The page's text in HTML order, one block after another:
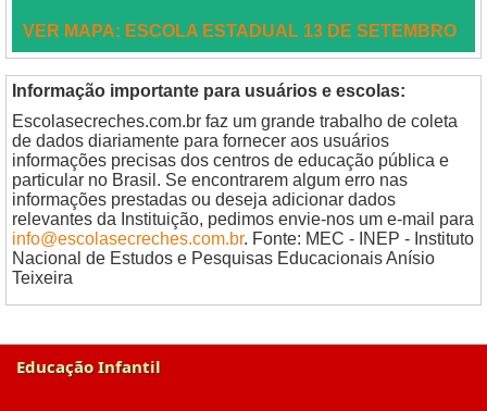
VER MAPA: ESCOLA ESTADUAL 13 DE SETEMBRO
Informação importante para usuários e escolas:
Escolasecreches.com.br faz um grande trabalho de coleta
de dados diariamente para fornecer aos usuários
informações precisas dos centros de educação pública e
particular no Brasil. Se encontrarem algum erro nas
informações prestadas ou deseja adicionar dados
relevantes da Instituição, pedimos envie-nos um e-mail para
info@escolasecreches.com.br. Fonte: MEC - INEP - Instituto
Nacional de Estudos e Pesquisas Educacionais Anísio
Teixeira
Educação Infantil